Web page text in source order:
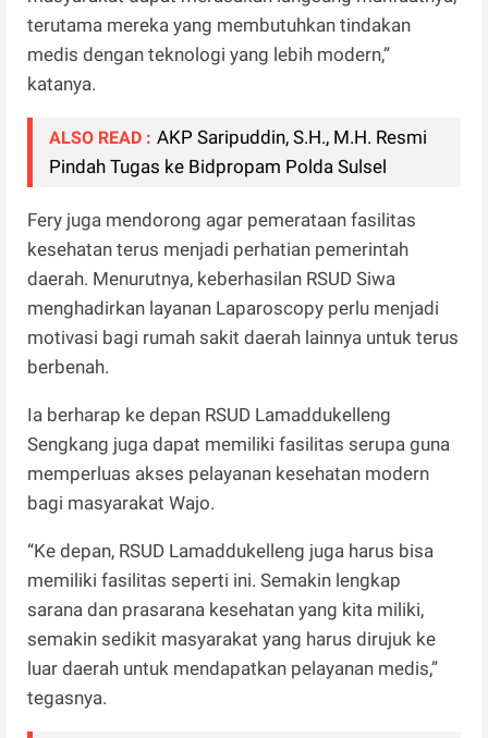
terutama mereka yang membutuhkan tindakan
medis dengan teknologi yang lebih modern,”
katanya.
ALSO READ : AKP Saripuddin, S.H., M.H. Resmi
Pindah Tugas ke Bidpropam Polda Sulsel
Fery juga mendorong agar pemerataan fasilitas
kesehatan terus menjadi perhatian pemerintah
daerah. Menurutnya, keberhasilan RSUD Siwa
menghadirkan layanan Laparoscopy perlu menjadi
motivasi bagi rumah sakit daerah lainnya untuk terus
berbenah.
Ia berharap ke depan RSUD Lamaddukelleng
Sengkang juga dapat memiliki fasilitas serupa guna
memperluas akses pelayanan kesehatan modern
bagi masyarakat Wajo.
“Ke depan, RSUD Lamaddukelleng juga harus bisa
memiliki fasilitas seperti ini. Semakin lengkap
sarana dan prasarana kesehatan yang kita miliki,
semakin sedikit masyarakat yang harus dirujuk ke
luar daerah untuk mendapatkan pelayanan medis,”
tegasnya.